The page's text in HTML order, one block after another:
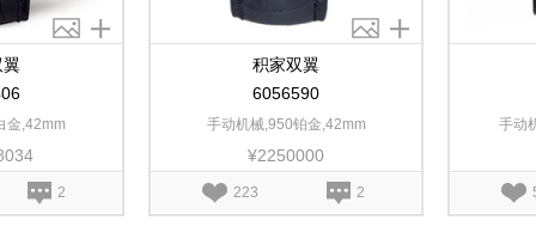
金,42mm
2
积家双翼
6056590
手动机械,950铂金,42mm
¥2250000
223 2
手动